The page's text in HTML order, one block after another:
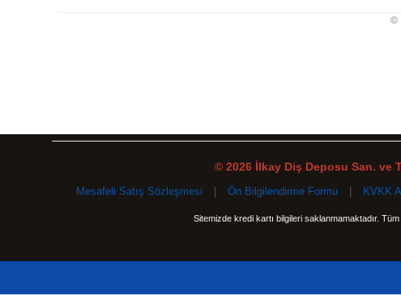
©
© 2026 İlkay Diş Deposu San. ve
Mesafeli Satış Sözleşmesi | Ön Bilgilendirme Formu | KVKK
Sitemizde kredi kartı bilgileri saklanmamaktadır.